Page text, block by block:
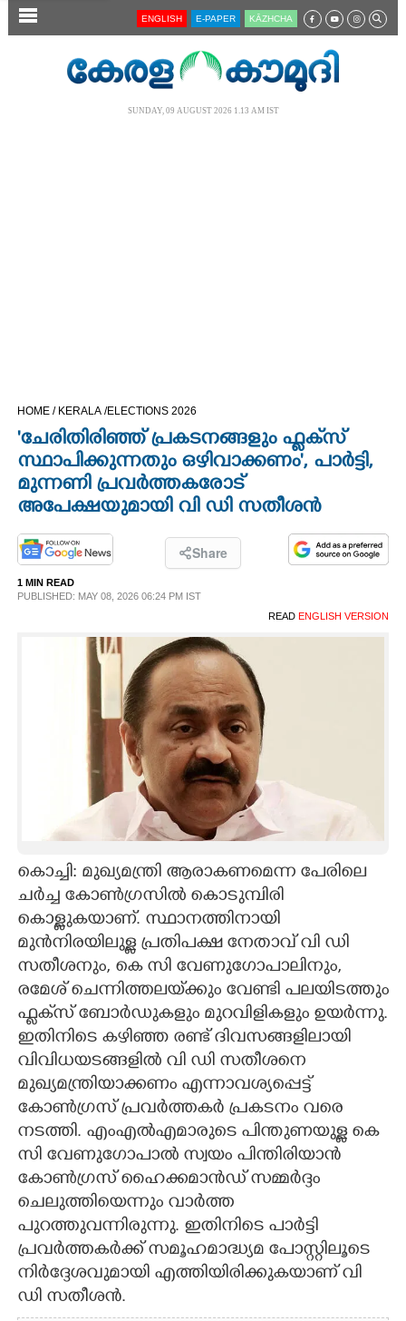
SECTIONS
OPINION
LIFESTYLE
CARTOONS
LITERATURE
ZOOM
ENGLISH E-PAPER KĀZHCHA
SUNDAY, 09 AUGUST 2026 1.13 AM IST
HOME / KERALA /ELECTIONS 2026
'ചേരിതിരിഞ്ഞ് പ്രകടനങ്ങളും ഫ്ളക്‌സ്
സ്ഥാപിക്കുന്നതും ഒഴിവാക്കണം', പാർട്ടി,
മുന്നണി പ്രവർത്തകരോട്
അപേക്ഷയുമായി വി ഡി സതീശൻ
Share
1 MIN READ
PUBLISHED: MAY 08, 2026 06:24 PM IST
READ ENGLISH VERSION
കൊച്ചി: മുഖ്യമന്ത്രി ആരാകണമെന്ന പേരിലെ
ചർച്ച കോൺഗ്രസിൽ കൊടുമ്പിരി
കൊള്ളുകയാണ്. സ്ഥാനത്തിനായി
മുൻനിരയിലുള്ള പ്രതിപക്ഷ നേതാവ് വി ഡി
സതീശനും, കെ സി വേണുഗോപാലിനും,
രമേശ് ചെന്നിത്തലയ്‌ക്കും വേണ്ടി പലയിടത്തും
ഫ്ളക്‌സ് ബോർഡുകളും മുറവിളികളും ഉയർന്നു.
ഇതിനിടെ കഴിഞ്ഞ രണ്ട് ദിവസങ്ങളിലായി
വിവിധയടങ്ങളിൽ വി ഡി സതീശനെ
മുഖ്യമന്ത്രിയാക്കണം എന്നാവശ്യപ്പെട്ട്
കോൺഗ്രസ് പ്രവർത്തകർ പ്രകടനം വരെ
നടത്തി. എംഎൽഎമാരുടെ പിന്തുണയുള്ള കെ
സി വേണുഗോപാൽ സ്വയം പിന്തിരിയാൻ
കോൺഗ്രസ് ഹൈക്കമാൻഡ് സമ്മർദ്ദം
ചെലുത്തിയെന്നും വാർത്ത
പുറത്തുവന്നിരുന്നു. ഇതിനിടെ പാർട്ടി
പ്രവർത്തകർക്ക് സമൂഹമാദ്ധ്യമ പോസ്റ്റിലൂടെ
നിർദ്ദേശവുമായി എത്തിയിരിക്കുകയാണ് വി
ഡി സതീശൻ.